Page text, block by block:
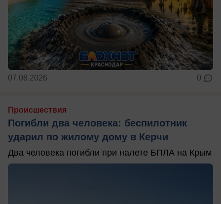
07.08.2026 0
Происшествия
Погибли два человека: беспилотник
ударил по жилому дому в Керчи
Два человека погибли при налете БПЛА на Крым